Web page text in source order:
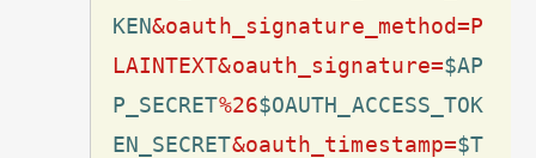
KEN&oauth_signature_method=P
LAINTEXT&oauth_signature=$AP
P_SECRET%26$OAUTH_ACCESS_TOK
EN_SECRET&oauth_timestamp=$T